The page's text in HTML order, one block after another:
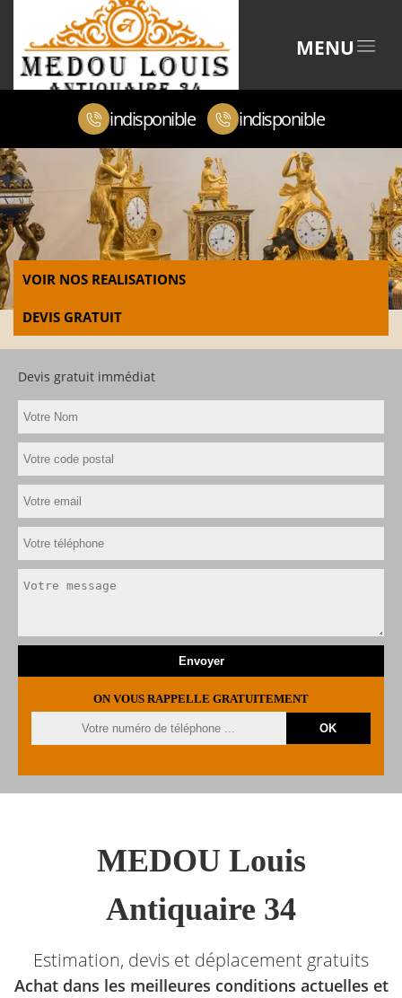
MENU
indisponible indisponible
VOIR NOS REALISATIONS
DEVIS GRATUIT
Devis gratuit immédiat
ON VOUS RAPPELLE GRATUITEMENT
MEDOU Louis
Antiquaire 34
Estimation, devis et déplacement gratuits
Achat dans les meilleures conditions actuelles et